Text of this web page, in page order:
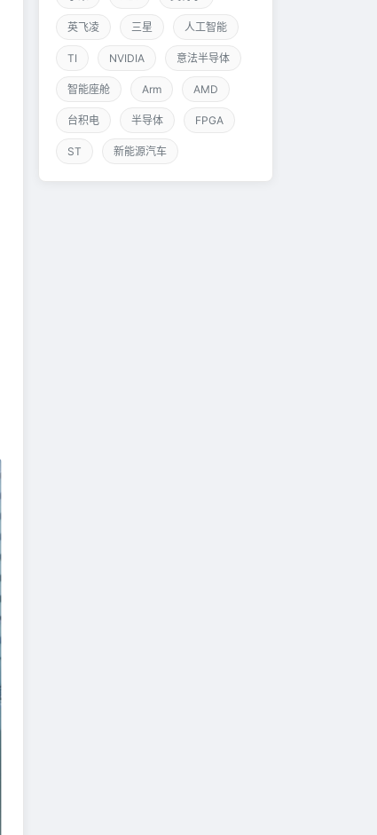
英飞凌 三星 人工智能
TI NVIDIA 意法半导体
智能座舱 Arm AMD
台积电 半导体 FPGA
ST 新能源汽车